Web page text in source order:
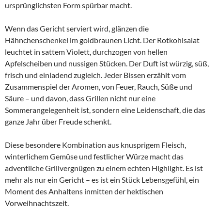
ursprünglichsten Form spürbar macht.
Wenn das Gericht serviert wird, glänzen die
Hähnchenschenkel im goldbraunen Licht. Der Rotkohlsalat
leuchtet in sattem Violett, durchzogen von hellen
Apfelscheiben und nussigen Stücken. Der Duft ist würzig, süß,
frisch und einladend zugleich. Jeder Bissen erzählt vom
Zusammenspiel der Aromen, von Feuer, Rauch, Süße und
Säure – und davon, dass Grillen nicht nur eine
Sommerangelegenheit ist, sondern eine Leidenschaft, die das
ganze Jahr über Freude schenkt.
Diese besondere Kombination aus knusprigem Fleisch,
winterlichem Gemüse und festlicher Würze macht das
adventliche Grillvergnügen zu einem echten Highlight. Es ist
mehr als nur ein Gericht – es ist ein Stück Lebensgefühl, ein
Moment des Anhaltens inmitten der hektischen
Vorweihnachtszeit.